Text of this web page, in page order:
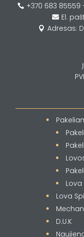
 +370 683
 El.
 Adresas:
Lova
D.U.K